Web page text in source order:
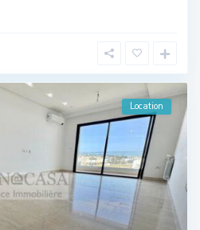
Location